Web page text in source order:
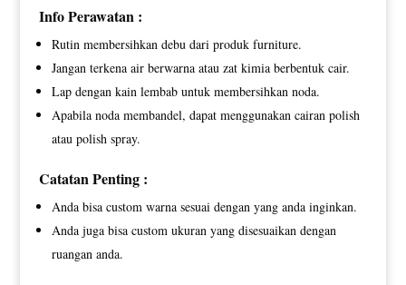
Info Perawatan :
Rutin membersihkan debu dari produk furniture.
Jangan terkena air berwarna atau zat kimia berbentuk cair.
Lap dengan kain lembab untuk membersihkan noda.
Apabila noda membandel, dapat menggunakan cairan polish
atau polish spray.
Catatan Penting :
Anda bisa custom warna sesuai dengan yang anda inginkan.
Anda juga bisa custom ukuran yang disesuaikan dengan
ruangan anda.